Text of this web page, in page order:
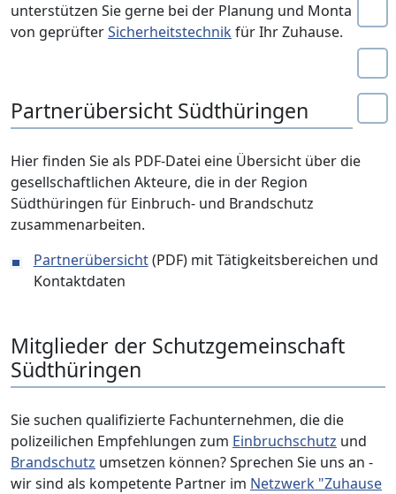
unterstützen Sie gerne bei der Planung und Montage
von geprüfterSicherheitstechnikfür Ihr Zuhause.
Partnerübersicht Südthüringen
Hier finden Sie als PDF-Datei eine Übersicht über die
gesellschaftlichen Akteure, die in der Region
Südthüringen für Einbruch- und Brandschutz
zusammenarbeiten.
Partnerübersicht(PDF) mit Tätigkeitsbereichen und
Kontaktdaten
Mitglieder der Schutzgemeinschaft
Südthüringen
Sie suchen qualifizierte Fachunternehmen, die die
polizeilichen Empfehlungen zum Einbruchschutz und
Brandschutz umsetzen können? Sprechen Sie uns an -
wir sind als kompetente Partner im Netzwerk "Zuhause